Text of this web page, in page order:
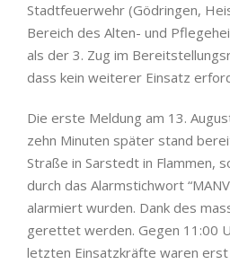
Stadtfeuerwehr (Gödringen,
Bereich des Alten- und
als der 3. Zug im
dass kein weiterer Einsatz
Die erste Meldung am 13.
zehn Minuten später stand
Straße in Sarstedt in Flammen,
durch das Alarmstichwort
alarmiert wurden. Dank des
gerettet werden. Gegen 11:00
letzten Einsatzkräfte waren